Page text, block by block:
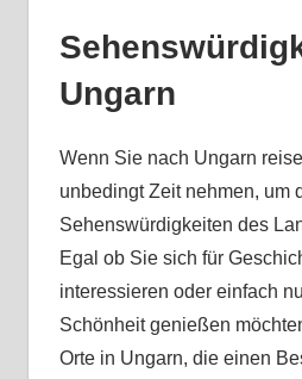
Ungarn
Wenn Sie nach Ungarn
unbedingt Zeit nehmen, um
Sehenswürdigkeiten des
Egal ob Sie sich für
interessieren oder einfach
Schönheit genießen
Orte in Ungarn, die einen